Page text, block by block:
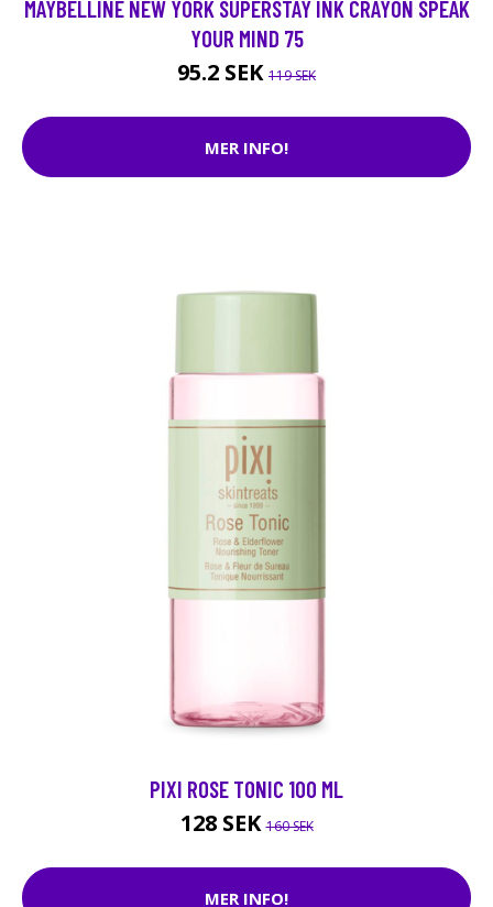
MAYBELLINE NEW YORK SUPERSTAY INK CRAYON SPEAK
YOUR MIND 75
95.2 SEK 119 SEK
MER INFO!
PIXI ROSE TONIC 100 ML
128 SEK160 SEK
MER INFO!